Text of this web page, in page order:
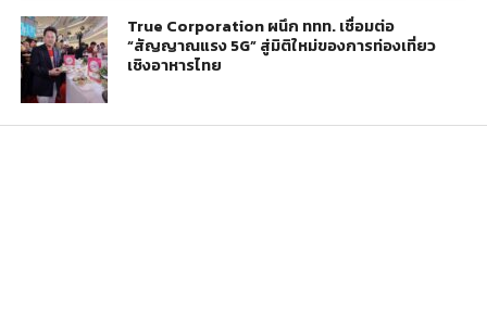
True Corporation ผนึก ททท. เชื่อมต่อ
“สัญญาณแรง 5G” สู่มิติใหม่ของการท่องเที่ยว
เชิงอาหารไทย